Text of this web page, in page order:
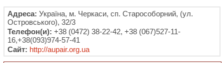
Адреса: Україна, м. Черкаси, сп. Старособорний, (ул.
Островського), 32/3
Телефон(и): +38 (0472) 38-22-42, +38 (067)527-11-
16,+38(093)974-57-41
Сайт: http://aupair.org.ua